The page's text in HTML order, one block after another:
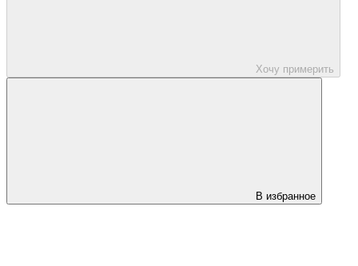
Хочу примерить
В избранное